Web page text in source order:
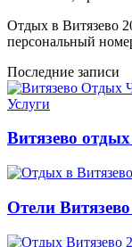
Отдых в Витязево
персональный
Последние записи
Витязево
Отели